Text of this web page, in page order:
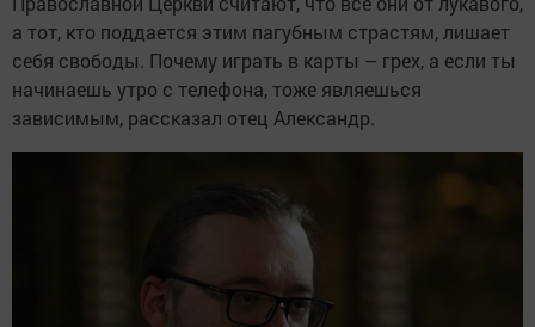
а тот, кто поддается этим пагубным страстям, лишает
себя свободы. Почему играть в карты – грех, а если ты
начинаешь утро с телефона, тоже являешься
зависимым, рассказал отец Александр.